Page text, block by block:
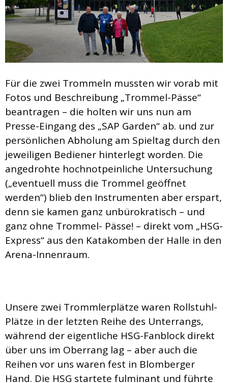
Für die zwei Trommeln mussten wir vorab mit
Fotos und Beschreibung „Trommel-Pässe“
beantragen – die holten wir uns nun am
Presse-Eingang des „SAP Garden“ ab. und zur
persönlichen Abholung am Spieltag durch den
jeweiligen Bediener hinterlegt worden. Die
angedrohte hochnotpeinliche Untersuchung
(„eventuell muss die Trommel geöffnet
werden“) blieb den Instrumenten aber erspart,
denn sie kamen ganz unbürokratisch – und
ganz ohne Trommel- Pässe! – direkt vom „HSG-
Express“ aus den Katakomben der Halle in den
Arena-Innenraum.
Unsere zwei Trommlerplätze waren Rollstuhl-
Plätze in der letzten Reihe des Unterrangs,
während der eigentliche HSG-Fanblock direkt
über uns im Oberrang lag – aber auch die
Reihen vor uns waren fest in Blomberger
Hand. Die HSG startete fulminant und führte